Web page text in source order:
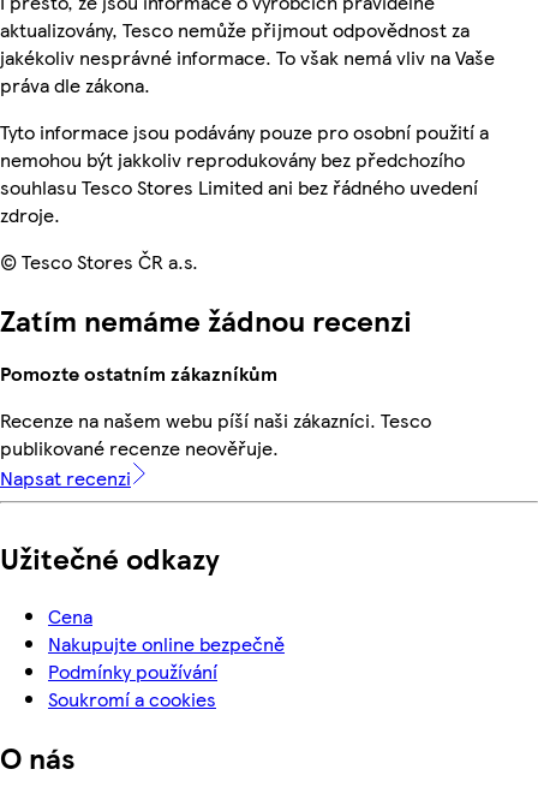
aktualizovány, Tesco nemůže přijmout odpovědnost za
jakékoliv nesprávné informace. To však nemá vliv na Vaše
práva dle zákona.
Tyto informace jsou podávány pouze pro osobní použití a
nemohou být jakkoliv reprodukovány bez předchozího
souhlasu Tesco Stores Limited ani bez řádného uvedení
zdroje.
© Tesco Stores ČR a.s.
Zatím nemáme žádnou recenzi
Pomozte ostatním zákazníkům
Recenze na našem webu píší naši zákazníci. Tesco
publikované recenze neověřuje.
Napsat recenzi
Užitečné odkazy
Cena
Nakupujte online bezpečně
Podmínky používání
Soukromí a cookies
O nás